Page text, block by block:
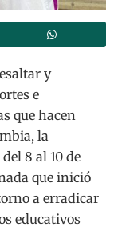
y
e
que hacen
la
8 al 10 de
que inició
a erradicar
educativos